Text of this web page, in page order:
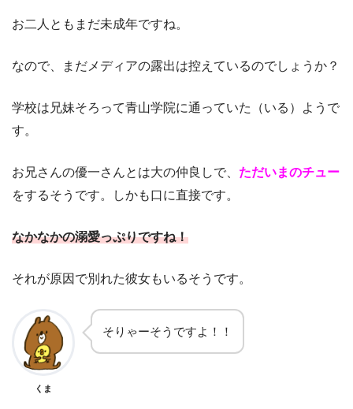
お二人ともまだ未成年ですね。
なので、まだメディアの露出は控えているのでしょうか？
学校は兄妹そろって青山学院に通っていた（いる）ようで
す。
お兄さんの優一さんとは大の仲良しで、 ただいまのチュー
をするそうです。しかも口に直接です。
なかなかの溺愛っぷりですね！
それが原因で別れた彼女もいるそうです。
くま
そりゃーそうですよ！！